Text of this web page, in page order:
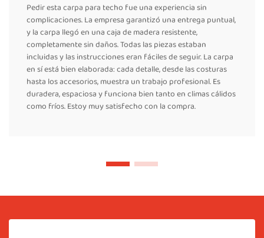
Pedir esta carpa para techo fue una experiencia sin
complicaciones. La empresa garantizó una entrega puntual,
y la carpa llegó en una caja de madera resistente,
completamente sin daños. Todas las piezas estaban
incluidas y las instrucciones eran fáciles de seguir. La carpa
en sí está bien elaborada: cada detalle, desde las costuras
hasta los accesorios, muestra un trabajo profesional. Es
duradera, espaciosa y funciona bien tanto en climas cálidos
como fríos. Estoy muy satisfecho con la compra.